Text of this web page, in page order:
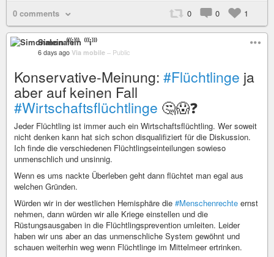
0 comments 0 0 1
Simonalein ⁽⁽⁽i⁾⁾⁾
6 days ago Via mobile – Public
Konservative-Meinung: #Flüchtlinge ja
aber auf keinen Fall
#Wirtschaftsflüchtlinge 🤔😱❓
Jeder Flüchtling ist immer auch ein Wirtschaftsflüchtling. Wer soweit
nicht denken kann hat sich schon disqualifiziert für die Diskussion.
Ich finde die verschiedenen Flüchtlingseinteilungen sowieso
unmenschlich und unsinnig.
Wenn es ums nackte Überleben geht dann flüchtet man egal aus
welchen Gründen.
Würden wir in der westlichen Hemisphäre die #Menschenrechte ernst
nehmen, dann würden wir alle Kriege einstellen und die
Rüstungsausgaben in die Flüchtlingsprevention umleiten. Leider
haben wir uns aber an das unmenschliche System gewöhnt und
schauen weiterhin weg wenn Flüchtlinge im Mittelmeer ertrinken.